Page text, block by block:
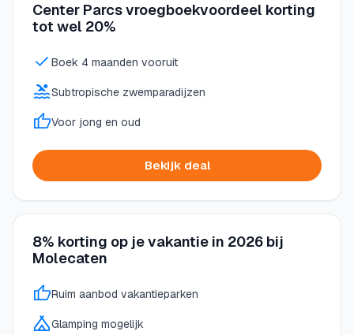
Center Parcs vroegboekvoordeel korting
tot wel 20%
Boek 4 maanden vooruit
Subtropische zwemparadijzen
Voor jong en oud
Bekijk deal
8% korting op je vakantie in 2026 bij
Molecaten
Ruim aanbod vakantieparken
Glamping mogelijk